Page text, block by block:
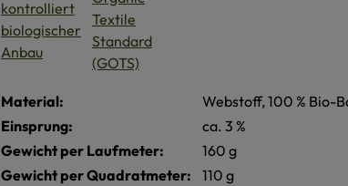
Material: Webstoff, 100 % Bio-
Einsprung:
ca. 3 %
Gewicht per Laufmeter:
160 g
Gewicht per Quadratmeter:
110 g